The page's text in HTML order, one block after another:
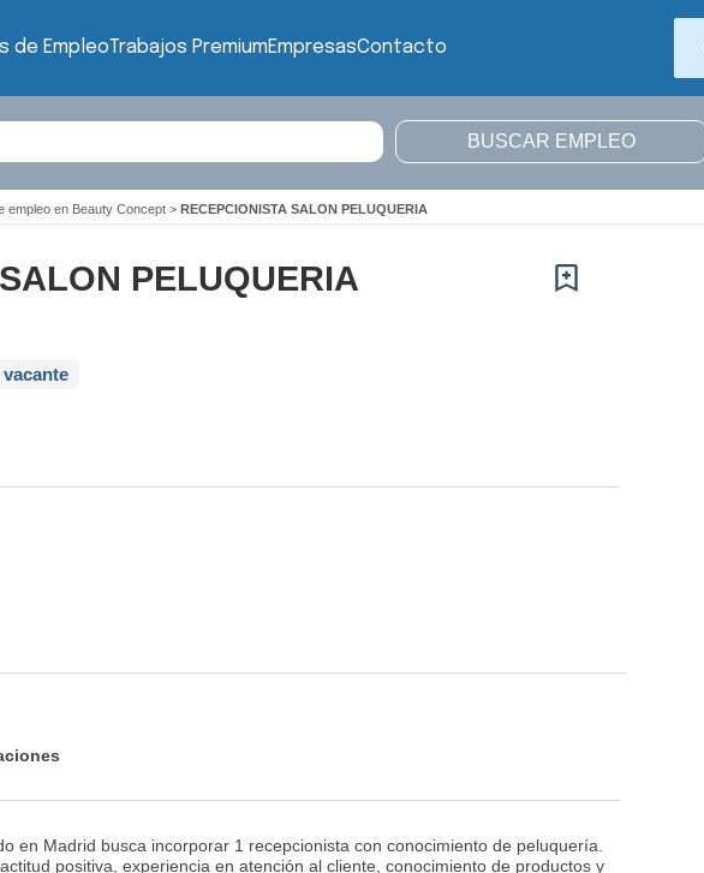
de EmpleoTrabajos PremiumEmpresasContacto
empleo en Beauty Concept > RECEPCIONISTA SALON PELUQUERIA
PELUQUERIA
vacante
en Madrid busca incorporar 1 recepcionista con conocimiento de peluquería.
positiva, experiencia en atención al cliente, conocimiento de productos y